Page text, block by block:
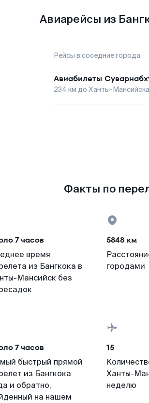
Авиарейсы из
Рейсы в соседние города
Авиабилеты
234 км до Ханты-Мансийска
Факты по
7 часов
время
из Бангкока в
Мансийск без
5848 км
городами
7 часов
быстрый прямой
из Бангкока
и обратно,
на нашем
15
Ханты-
неделю